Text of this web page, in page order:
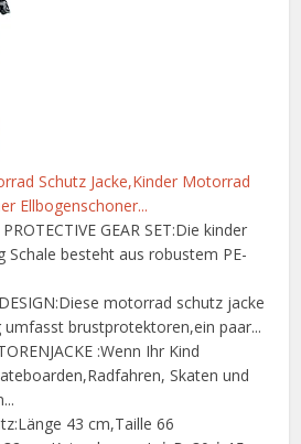
Schutz Jacke,Kinder Motorrad
Ellbogenschoner...
GEAR SET:Die kinder
Schale besteht aus robustem PE-
motorrad schutz jacke
umfasst brustprotektoren,ein paar...
:Wenn Ihr Kind
Skaten und
43 cm,Taille 66